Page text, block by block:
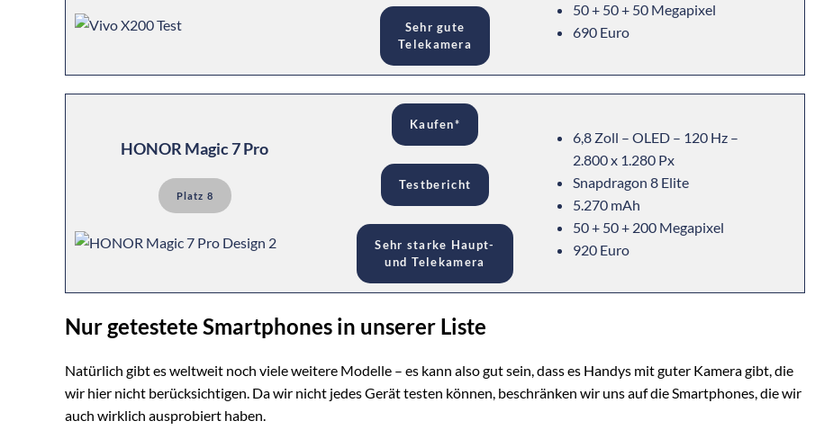
Sehr gute
Telekamera
50 + 50 + 50 Megapixel
690 Euro
HONOR Magic 7 Pro
Platz 8
Kaufen*
Testbericht
Sehr starke Haupt-
und Telekamera
6,8 Zoll – OLED – 120 Hz –
2.800 x 1.280 Px
Snapdragon 8 Elite
5.270 mAh
50 + 50 + 200 Megapixel
920 Euro
Nur getestete Smartphones in unserer Liste
Natürlich gibt es weltweit noch viele weitere Modelle – es kann also gut sein, dass es Handys mit guter Kamera gibt, die
wir hier nicht berücksichtigen. Da wir nicht jedes Gerät testen können, beschränken wir uns auf die Smartphones, die wir
auch wirklich ausprobiert haben.